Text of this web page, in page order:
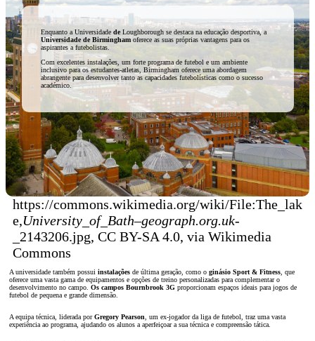
Enquanto a Universidade deLoughborough se destaca na educação desportiva, a
Universidade de Birmingham oferece as suas próprias vantagens para os
aspirantes a futebolistas.
Com excelentes instalações, um forte programa de futebol e um ambiente
inclusivo para os estudantes-atletas, Birmingham oferece uma abordagem
abrangente para desenvolver tanto as capacidades futebolísticas como o sucesso
académico.
https://commons.wikimedia.org/wiki/File:The_lak
e,University_of_Bath–geograph.org.uk-
_2143206.jpg, CC BY-SA 4.0, via Wikimedia
Commons
A universidade também possui instalações de última geração, como o ginásio Sport & Fitness , que
oferece uma vasta gama de equipamentos e opções de treino personalizadas para complementar o
desenvolvimento no campo. Os campos Bournbrook 3G proporcionam espaços ideais para jogos de
futebol de pequena e grande dimensão.
A equipa técnica, liderada porGregory Pearson , um ex-jogador da liga de futebol, traz uma vasta
experiência ao programa, ajudando os alunos a aperfeiçoar a sua técnica e compreensão tática.